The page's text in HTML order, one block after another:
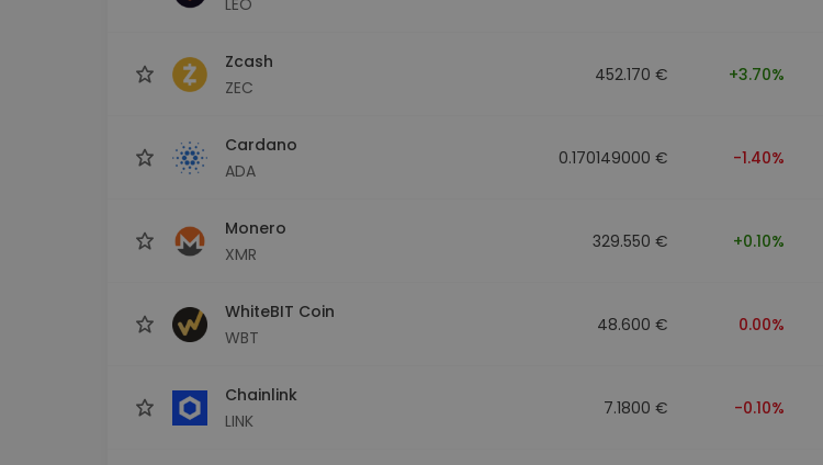
Zcash
ZEC
452.170 € +3.70%
Cardano
ADA
0.170149000 € -1.40%
Monero
XMR
329.550 € +0.10%
WhiteBIT Coin
WBT
48.600 € 0.00%
Chainlink
LINK
7.1800 € -0.10%